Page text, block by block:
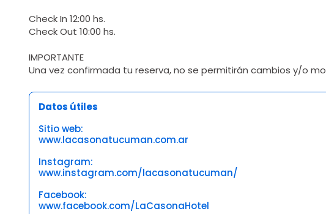
Check In 12:00 hs.
Check Out 10:00 hs.
IMPORTANTE
Una vez confirmada tu reserva, no se permitirán cambios y/o
Datos útiles
Sitio web:
www.lacasonatucuman.com.ar
Instagram:
www.instagram.com/lacasonatucuman/
Facebook:
www.facebook.com/LaCasonaHotel